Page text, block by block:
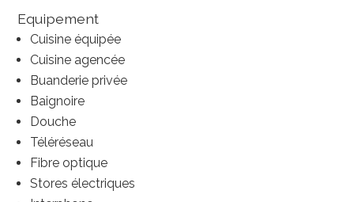
Equipement
Cuisine équipée
Cuisine agencée
Buanderie privée
Baignoire
Douche
Téléréseau
Fibre optique
Stores électriques